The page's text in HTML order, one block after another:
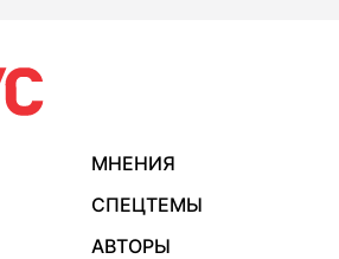
МНЕНИЯ
СПЕЦТЕМЫ
АВТОРЫ